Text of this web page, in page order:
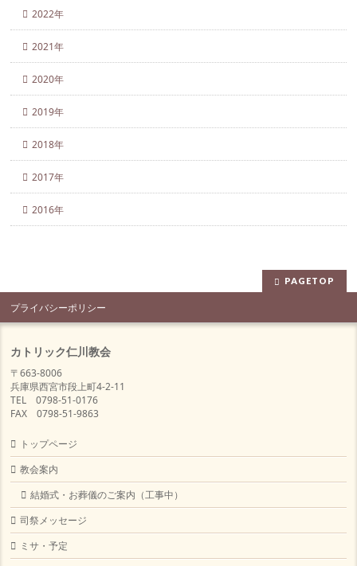
2022年
2021年
2020年
2019年
2018年
2017年
2016年
PAGETOP
プライバシーポリシー
カトリック仁川教会
〒663-8006
兵庫県西宮市段上町4-2-11
TEL 0798-51-0176
FAX 0798-51-9863
トップページ
教会案内
結婚式・お葬儀のご案内（工事中）
司祭メッセージ
ミサ・予定